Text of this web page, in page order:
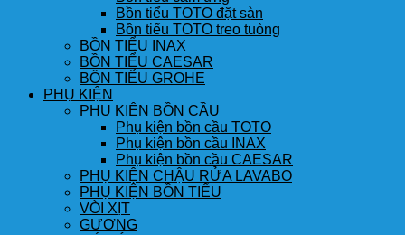
Bồn tiểu TOTO đặt sàn
Bồn tiểu TOTO treo tuòng
BỒN TIỂU INAX
BỒN TIỂU CAESAR
BỒN TIỂU GROHE
PHỤ KIỆN
PHỤ KIỆN BỒN CẦU
Phụ kiện bồn cầu TOTO
Phụ kiện bồn cầu INAX
Phụ kiện bồn cầu CAESAR
PHỤ KIỆN CHẬU RỬA LAVABO
PHỤ KIỆN BỒN TIỂU
VÒI XỊT
GƯƠNG